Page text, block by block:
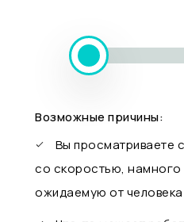
Возможные причины:
Вы просматриваете
со скоростью,
ожидаемую от человека